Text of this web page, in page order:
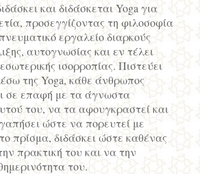
και διδάσκεται Yoga για
προσεγγίζοντας τη φιλοσοφία
εργαλείο διαρκούς
αυτογνωσίας και εν τέλει
ισορροπίας. Πιστεύει
της Yoga, κάθε άνθρωπος
σε επαφή με τα άγνωστα
του, να τα αφουγκραστεί και
ώστε να πορευτεί με
πρίσμα, διδάσκει ώστε καθένας
πρακτική του και να την
του.